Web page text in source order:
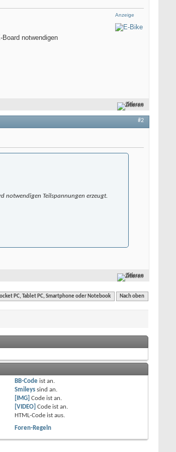
Anzeige
notwendigen
Zitieren
#2
notwendigen Teilspannungen erzeugt.
Zitieren
PC, Tablet PC, Smartphone oder Notebook Nach oben
BB-Code istan.
Smileys sindan.
[IMG] Code istan.
[VIDEO] Code istan.
HTML-Code istaus.
Foren-Regeln